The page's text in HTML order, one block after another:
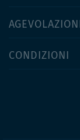
CONDIZIONI